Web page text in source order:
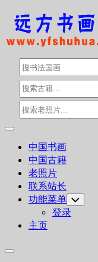
Skip
content
Expand
中国书画
中国古籍
老照片
联系站长
功能菜单 Toggle
Child
Menu
登录
主页
Expand